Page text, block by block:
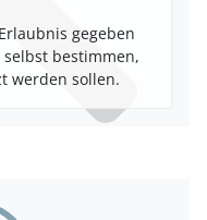
gegeben
bestimmen,
werden sollen.